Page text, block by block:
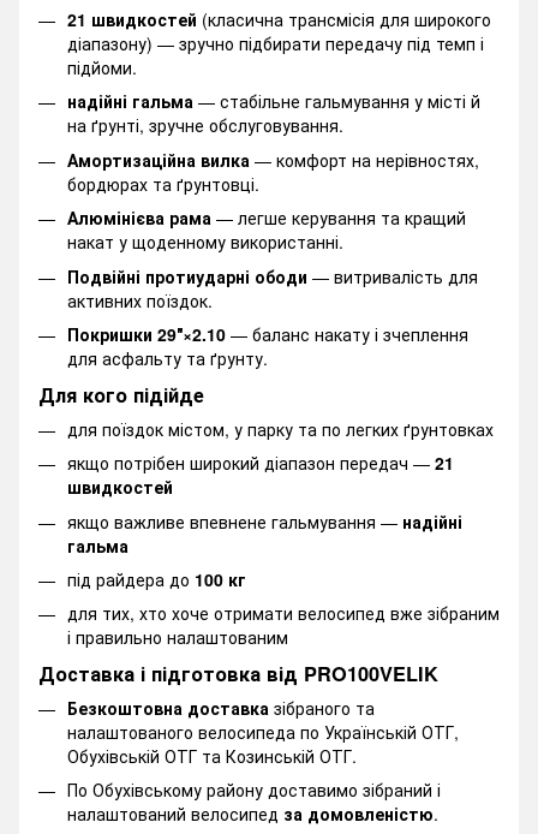
21 швидкостей (класична трансмісія для широкого
діапазону) — зручно підбирати передачу під темп і
підйоми.
надійні гальма — стабільне гальмування у місті й
на ґрунті, зручне обслуговування.
Амортизаційна вилка — комфорт на нерівностях,
бордюрах та ґрунтовці.
Алюмінієва рама — легше керування та кращий
накат у щоденному використанні.
Подвійні протиударні ободи — витривалість для
активних поїздок.
Покришки 29″×2.10 — баланс накату і зчеплення
для асфальту та ґрунту.
Для кого підійде
для поїздок містом, у парку та по легких ґрунтовках
якщо потрібен широкий діапазон передач — 21
швидкостей
якщо важливе впевнене гальмування — надійні
гальма
під райдера до 100 кг
для тих, хто хоче отримати велосипед вже зібраним
і правильно налаштованим
Доставка і підготовка від PRO100VELIK
Безкоштовна доставка зібраного та
налаштованого велосипеда по Українській ОТГ,
Обухівській ОТГ та Козинській ОТГ.
По Обухівському району доставимо зібраний і
налаштований велосипед за домовленістю.